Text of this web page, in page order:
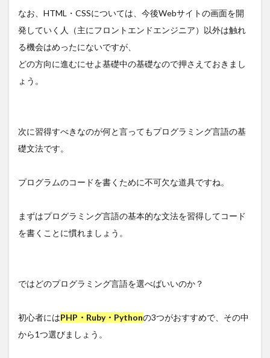
なお、HTML・CSSについては、今後Webサイトの画面を開
発していく人（主にフロントエンドエンジニア）以外は触れ
る機会はめったにないですが、
どの方向に進むにせよ基礎中の基礎なので押さえておきまし
ょう。
次に習得すべきなのが何と言ってもプログラミング言語の基
礎文法です。
プログラムのコードを書くために不可欠な道具ですね。
まずはプログラミング言語の基本的な文法を習得してコード
を書くことに慣れましょう。
ではどのプログラミング言語を選べばいいのか？
初心者にはPHP・Ruby・Pythonの3つがおすすめで、その中
から1つ選びましょう。